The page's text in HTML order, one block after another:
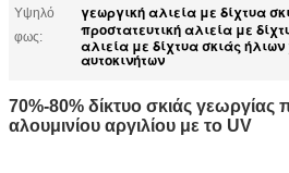
Υψηλό
φως:
γεωργική αλιεία με δίχτυα
προστατευτική αλιεία με
αλιεία με δίχτυα σκιάς
αυτοκινήτων
70%-80% δίκτυο σκιάς
αλουμινίου αργιλίου με το UV